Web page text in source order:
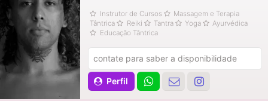
Instrutor de Cursos
Massagem e Terapia
Tântrica
Reiki Tantra Yoga
Ayurvédica
Educação Tântrica
Perfil
contate para saber a disponibilidade